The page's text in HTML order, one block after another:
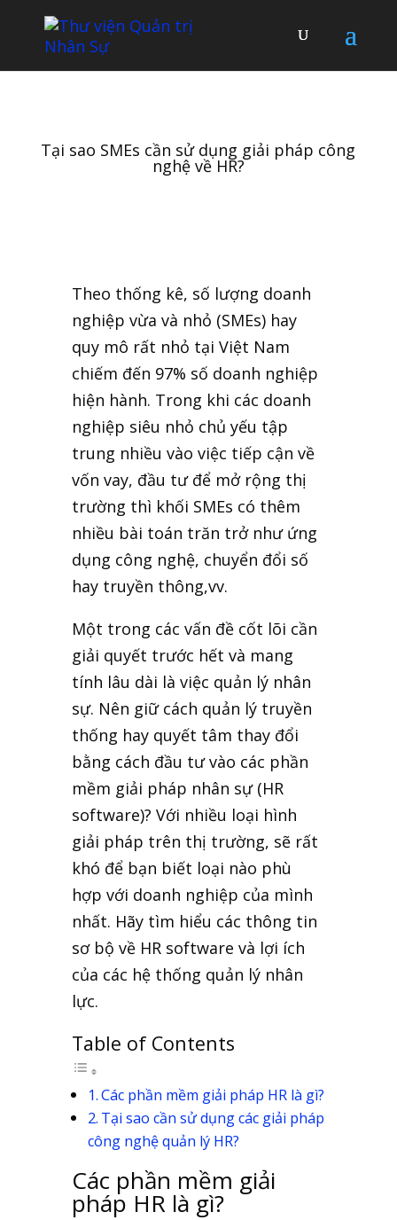
Tại sao SMEs cần sử dụng giải pháp công
nghệ về HR?
Theo thống kê, số lượng doanh
nghiệp vừa và nhỏ (SMEs) hay
quy mô rất nhỏ tại Việt Nam
chiếm đến 97% số doanh nghiệp
hiện hành. Trong khi các doanh
nghiệp siêu nhỏ chủ yếu tập
trung nhiều vào việc tiếp cận về
vốn vay, đầu tư để mở rộng thị
trường thì khối SMEs có thêm
nhiều bài toán trăn trở như ứng
dụng công nghệ, chuyển đổi số
hay truyền thông,vv.
Một trong các vấn đề cốt lõi cần
giải quyết trước hết và mang
tính lâu dài là việc quản lý nhân
sự. Nên giữ cách quản lý truyền
thống hay quyết tâm thay đổi
bằng cách đầu tư vào các phần
mềm giải pháp nhân sự (HR
software)? Với nhiều loại hình
giải pháp trên thị trường, sẽ rất
khó để bạn biết loại nào phù
hợp với doanh nghiệp của mình
nhất. Hãy tìm hiểu các thông tin
sơ bộ về HR software và lợi ích
của các hệ thống quản lý nhân
lực.
Table of Contents
Các phần mềm giải pháp HR là gì?
Tại sao cần sử dụng các giải pháp
công nghệ quản lý HR?
Các phần mềm giải
pháp HR là gì?